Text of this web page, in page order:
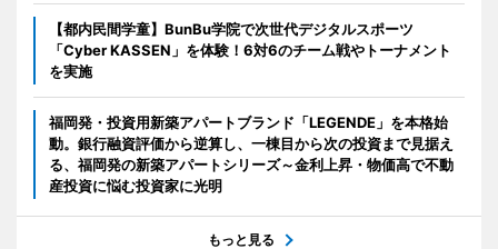
【都内民間学童】BunBu学院で次世代デジタルスポーツ
「Cyber KASSEN」を体験！6対6のチーム戦やトーナメント
を実施
福岡発・投資用新築アパートブランド「LEGENDE」を本格始
動。銀行融資評価から逆算し、一棟目から次の投資まで見据え
る、福岡発の新築アパートシリーズ～金利上昇・物価高で不動
産投資に悩む投資家に光明
もっと見る